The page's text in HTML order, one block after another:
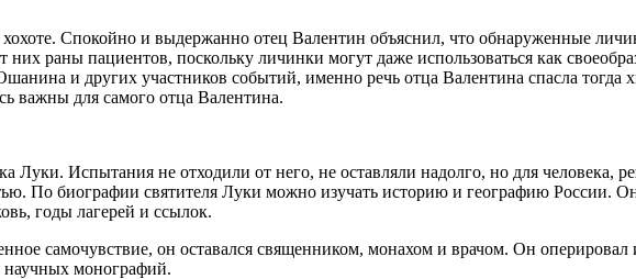
хохоте. Спокойно и выдержанно отец Валентин объяснил, что обнаруженные
раны пациентов, поскольку личинки могут даже использоваться как
и других участников событий, именно речь отца Валентина спасла тогда
важны для самого отца Валентина.
Луки. Испытания не отходили от него, не оставляли надолго, но для человека,
По биографии святителя Луки можно изучать историю и географию России.
годы лагерей и ссылок.
самочувствие, он оставался священником, монахом и врачом. Он
научных монографий.